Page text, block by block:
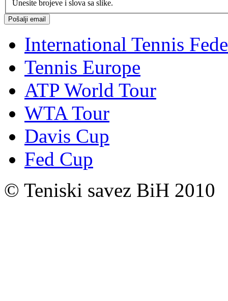
Unesite brojeve i slova sa slike.
International Tennis
Tennis Europe
ATP World Tour
WTA Tour
Davis Cup
Fed Cup
© Teniski savez BiH 2010